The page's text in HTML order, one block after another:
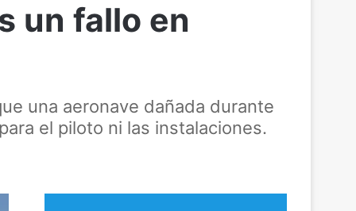
un fallo en
una aeronave dañada durante
el piloto ni las instalaciones.